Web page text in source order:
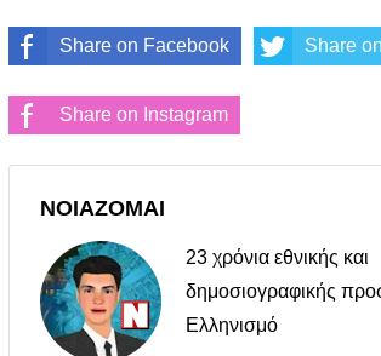
Share on Facebook Share
Share on Instagram
ΝΟΙΑΖΟΜΑΙ
23 χρόνια εθνικής και
δημοσιογραφικής
Ελληνισμό